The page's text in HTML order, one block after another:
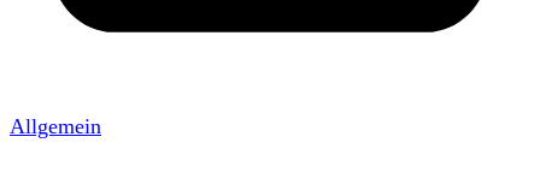
Allgemein